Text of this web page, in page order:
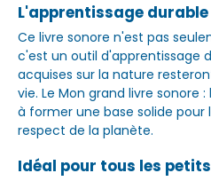
L'apprentissage durable
Ce livre sonore n'est pas
c'est un outil d'apprentissage
acquises sur la nature
vie. Le Mon grand livre
à former une base solide
respect de la planète.
Idéal pour tous les